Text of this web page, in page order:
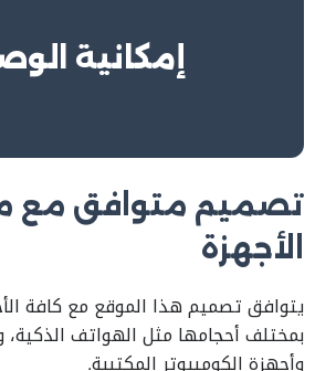
إمكانية
تصميم متوافق مع
الأجهزة
يتوافق تصميم هذا الموقع مع كافة
بمختلف أحجامها مثل الهواتف الذكية،
وأجهزة الكومبيوتر المكتبية.